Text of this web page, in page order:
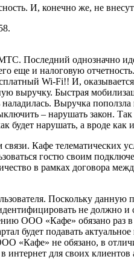
И, конечно же, не
Последний
еще и налоговую
Wi-Fi!! И,
выручку. Быстрая
Выручка
– нарушать закон.
будет нарушать, а вроде как
Кафе телематических
гостю своим
в рамках договора
Поскольку данную
не должно и
ООО «Кафе» обязано раз
будет подавать
«Кафе» не обязано, в
для своих клиентов